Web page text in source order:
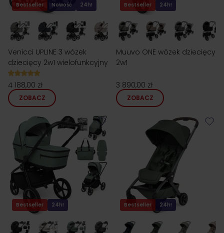
Bestseller Nowość 24h!
Venicci UPLINE 3 wózek
dziecięcy 2w1 wielofunkcyjny
4 188,00 zł
ZOBACZ
Bestseller 24h!
Muuvo ONE wózek dziecięcy
2w1
3 890,00 zł
ZOBACZ
Bestseller 24h! Bestseller 24h!